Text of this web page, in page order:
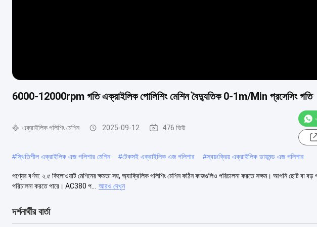
6000-12000rpm গতি এক্রাইলিক পোলিশিং মেশিন বৈদ্যুতিক 0-1m/Min প্রসেসিং গতি
এক্রাইলিক পলিশিং মেশিন 2025-09-12 476 ভিউ
#স্থিতিশীল এক্রাইলিক এজ পলিশার মেশিন #টেকসই এক্রাইলিক এজ পলিশার #স্বয়ংক্রিয় এক্রাইলিক ডায়মন্ড এজ পলিশার
পণ্যের বর্ণনা: ২.৫ কিলোওয়াট মেশিনের ক্ষমতা সহ, অ্যাক্রিলিক পলিশিং মেশিন কঠিন কাজগুলিও পরিচালনা করতে সক্ষম। আপনি ছোট বা
পরিচালনা করতে পারে। AC380 প...
আরও দেখুন
দর্শনার্থীর বার্তা